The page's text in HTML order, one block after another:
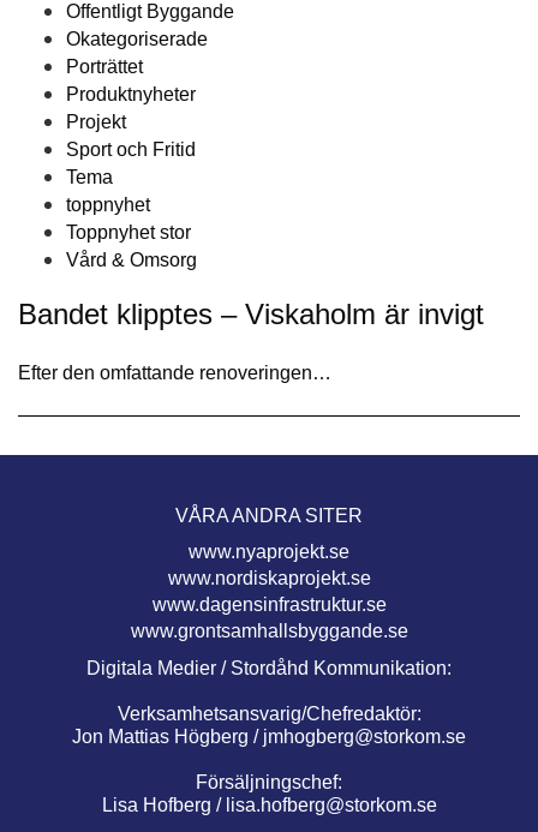
Offentligt Byggande
Okategoriserade
Porträttet
Produktnyheter
Projekt
Sport och Fritid
Tema
toppnyhet
Toppnyhet stor
Vård & Omsorg
Bandet klipptes – Viskaholm är invigt
Efter den omfattande renoveringen…
VÅRA ANDRA SITER
www.nyaprojekt.se
www.nordiskaprojekt.se
www.dagensinfrastruktur.se
www.grontsamhallsbyggande.se
Digitala Medier / Stordåhd Kommunikation:
Verksamhetsansvarig/Chefredaktör:
Jon Mattias Högberg / jmhogberg@storkom.se
Försäljningschef:
Lisa Hofberg / lisa.hofberg@storkom.se